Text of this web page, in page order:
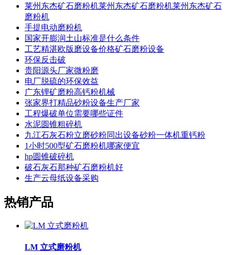
莱州东杰矿石磨粉机莱州东杰矿石磨粉机莱州东杰矿石
磨粉机
手提电动磨粉机
国家开膨润土山标准是什么条件
工艺精湛欧版磨设备价格矿石磨粉设备
环保反击破
贵阳源头厂家微粉磨
电厂脱硫的环保效益
广东锂矿磨粉高钙粉机械
张家界打精品砂粉设备生产厂家
工程爆破单位需要哪些证件
水泥圆锥粗碎机
九江石灰石粉立磨砂粉同出设备砂粉一体机重钙粉
1小时500型矿石磨粉机哪家便宜
hp圆锥破碎机
破石灰石那种矿石磨粉机好
生产云母纸设备采购
热销产品
LM 立式磨粉机